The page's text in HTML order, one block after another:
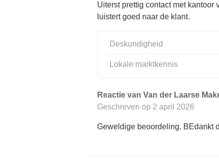
Uiterst prettig contact met
luistert goed naar de klant.
Deskundigheid
Lokale marktkennis
Reactie van Van der Laarse
Geschreven op 2 april 2026
Geweldige beoordeling. BEdankt